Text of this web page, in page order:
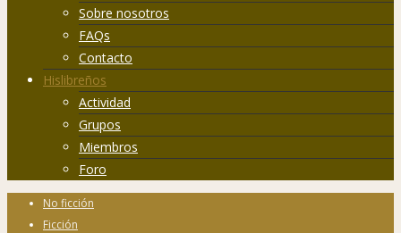
Sobre nosotros
FAQs
Contacto
Hislibreños
Actividad
Grupos
Miembros
Foro
No ficción
Ficción